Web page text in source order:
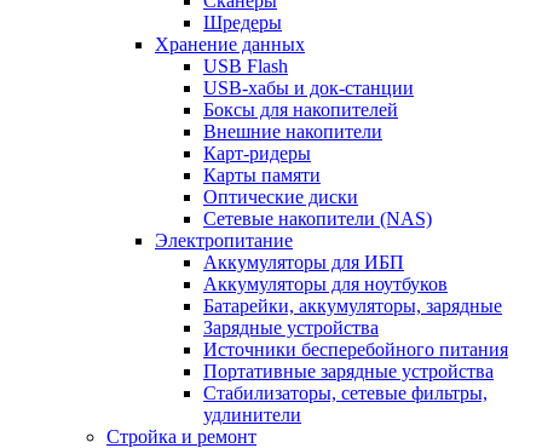
Шредеры
Хранение данных
USB Flash
USB-хабы и док-станции
Боксы для накопителей
Внешние накопители
Карт-ридеры
Карты памяти
Оптические диски
Сетевые накопители (NAS)
Электропитание
Аккумуляторы для ИБП
Аккумуляторы для ноутбуков
Батарейки, аккумуляторы, зарядные
Зарядные устройства
Источники бесперебойного питания
Портативные зарядные устройства
Стабилизаторы, сетевые фильтры,
удлинители
Стройка и ремонт